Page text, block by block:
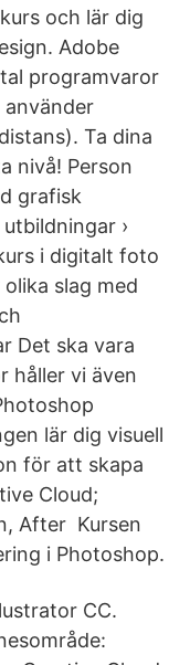
och lär dig
Adobe
programvaror
Ta dina
nivå! Person
grafisk
›
i digitalt foto
slag med
Det ska vara
håller vi även
lär dig visuell
för att skapa
Cloud;
After Kursen
i Photoshop.
CC.